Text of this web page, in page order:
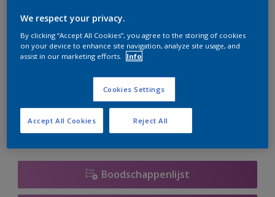
er hard aan om de voorraad aan te vullen.
Boodschappenlijst
We respect your privacy.
By clicking “Accept All Cookies”, you agree to the storing of cookies
on your device to enhance site navigation, analyze site usage, and
assist in our marketing efforts.
Info
Cookies Settings
Reject All
Accept All Cookies